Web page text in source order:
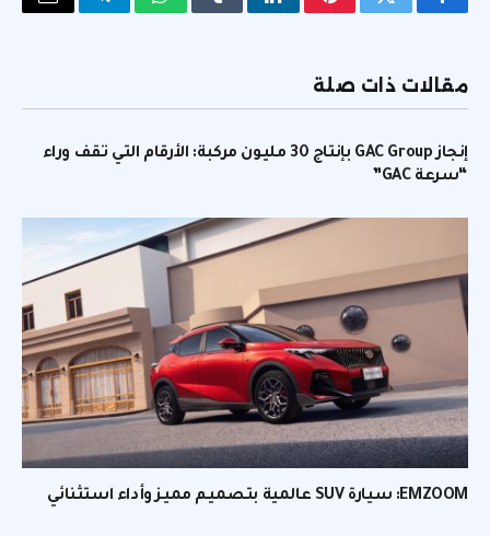
فيسبوكتويتر بينتيريستلينكدإنTumblrواتسابتيلقرامالبريد
مقالات ذات صلة
إنجاز GAC Group بإنتاج 30 مليون مركبة: الأرقام التي تقف وراء
“سرعة GAC”
EMZOOM: سيارة SUV عالمية بتصميم مميز وأداء استثنائي